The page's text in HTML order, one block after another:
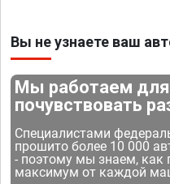
Вы не узнаете ваш
Мы работаем
почувствовать
Специалистами
прошито более 10 000
- поэтому мы знаем, как
максимум от каждой